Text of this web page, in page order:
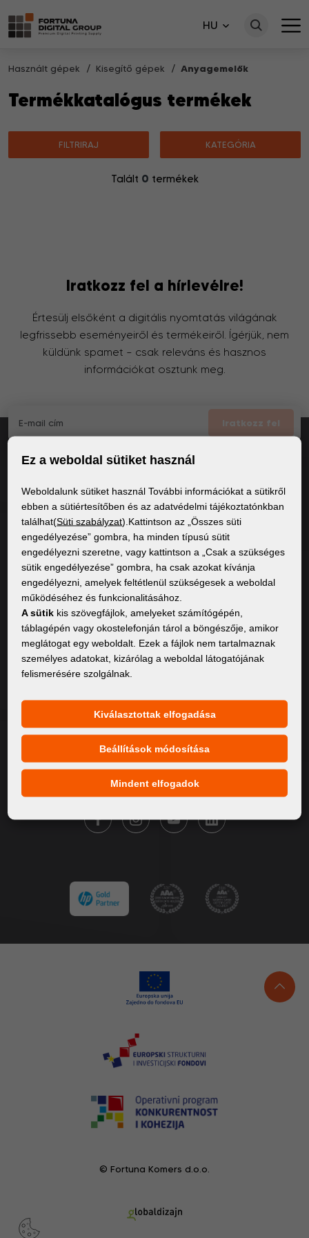
HU
Használt gépek Kisegítő gépek Anyagemelők
Termékkatalógus termékek
FILTRIRAJ KATEGÓRIA
Talált 0 termékek
Iratkozz fel a hírlevélre!
Értesülj elsőként a digitális nyomtatás világának
legfrissebb eseményeiről és termékeiről. Ígérjük, nem
küldünk spamet – csak releváns és hasznos
információkat osztunk meg.
Iratkozz fel
Elfogadoma GDPR általános feltételei
ÁLTALÁNOS INFORMÁCIÓK
Adatvédelmi irányelvek
Sütiszabályzat
TARTALOM
Rólunk
Termékek
Márkáink
Kapcsolat
KÖVESSE A FORTUNA DIGITAL GROUP
© Fortuna Komers d.o.o.
Ez a weboldal sütiket használ
Weboldalunk sütiket használ További információkat a sütikről
ebben a sütiértesítőben és az adatvédelmi tájékoztatónkban
találhat(Süti szabályzat).Kattintson az „Összes süti
engedélyezése” gombra, ha minden típusú sütit
engedélyezni szeretne, vagy kattintson a „Csak a szükséges
sütik engedélyezése” gombra, ha csak azokat kívánja
engedélyezni, amelyek feltétlenül szükségesek a weboldal
működéséhez és funkcionalitásához.
A sütik kis szövegfájlok, amelyeket számítógépén,
táblagépén vagy okostelefonján tárol a böngészője, amikor
meglátogat egy weboldalt. Ezek a fájlok nem tartalmaznak
személyes adatokat, kizárólag a weboldal látogatójának
felismerésére szolgálnak.
Kiválasztottak elfogadása
Beállítások módosítása
Mindent elfogadok